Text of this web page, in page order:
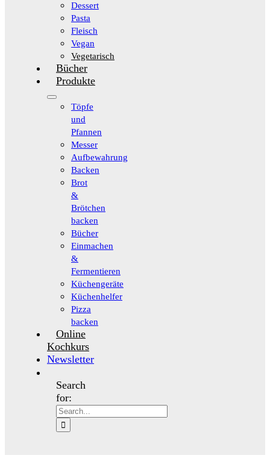
Dessert
Pasta
Fleisch
Vegan
Vegetarisch
Bücher
Produkte
Töpfe
und
Pfannen
Messer
Aufbewahrung
Backen
Brot
&
Brötchen
backen
Bücher
Einmachen
&
Fermentieren
Küchengeräte
Küchenhelfer
Pizza
backen
Online
Kochkurs
Newsletter
Search
for: